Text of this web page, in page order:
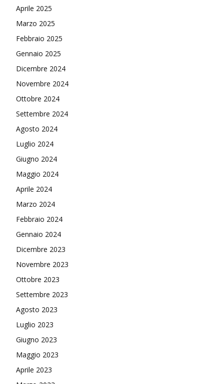
Aprile 2025
Marzo 2025
Febbraio 2025
Gennaio 2025
Dicembre 2024
Novembre 2024
Ottobre 2024
Settembre 2024
Agosto 2024
Luglio 2024
Giugno 2024
Maggio 2024
Aprile 2024
Marzo 2024
Febbraio 2024
Gennaio 2024
Dicembre 2023
Novembre 2023
Ottobre 2023
Settembre 2023
Agosto 2023
Luglio 2023
Giugno 2023
Maggio 2023
Aprile 2023